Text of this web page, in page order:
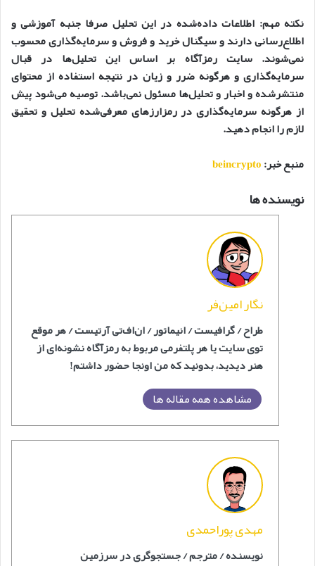
نکته مهم: اطلاعات داده‌شده در این تحلیل صرفا جنبه آموزشی و
اطلاع‌رسانی دارند و سیگنال خرید و فروش و سرمایه‌گذاری محسوب
نمی‌شوند. سایت رمزآگاه بر اساس این تحلیل‌ها در قبال
سرمایه‌گذاری و هرگونه ضرر و زیان در نتیجه استفاده از محتوای
منتشرشده و اخبار و تحلیل‌ها مسئول نمی‌باشد. توصیه می‌شود پیش
از هرگونه سرمایه‌گذاری در رمزارزهای معرفی‌شده تحلیل و تحقیق
لازم را انجام دهید.
منبع خبر:beincrypto
نویسنده ها
نگار امین‌فر
طراح / گرافیست / انیماتور / ان‌اف‌‎تی آرتیست / هر موقع
توی سایت یا هر پلتفرمی مربوط به رمزآگاه نشونه‌ای از
هنر دیدید، بدونید که من اونجا حضور داشتم!
مشاهده همه مقاله ها
مهدی پوراحمدی
نویسنده / مترجم / جستجوگری در سرزمین